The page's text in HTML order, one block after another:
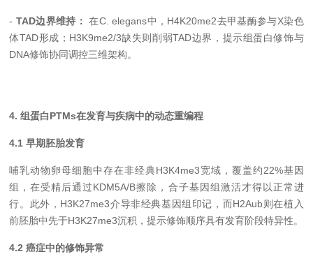
- TAD边界维持： 在C. elegans中，H4K20me2去甲基酶参与X染色
体TAD形成；H3K9me2/3缺失则削弱TAD边界，提示组蛋白修饰与
DNA修饰协同调控三维架构。
4. 组蛋白PTMs在发育与疾病中的动态重编程
4.1 早期胚胎发育
哺乳动物卵母细胞中存在非经典H3K4me3宽域，覆盖约22%基因
组，在受精后通过KDM5A/B擦除，合子基因组激活才得以正常进
行。此外，H3K27me3介导非经典基因组印记，而H2Aub则在植入
前胚胎中先于H3K27me3沉积，提示修饰顺序具有发育阶段特异性。
4.2 癌症中的修饰异常